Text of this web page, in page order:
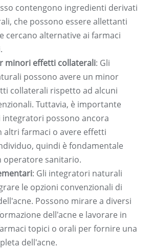
contengono ingredienti derivati
che possono essere allettanti
cercano alternative ai farmaci
minori effetti collaterali: Gli
possono avere un minor
collaterali rispetto ad alcuni
Tuttavia, è importante
integratori possono ancora
altri farmaci o avere effetti
quindi è fondamentale
operatore sanitario.
: Gli integratori naturali
le opzioni convenzionali di
Possono mirare a diversi
dell'acne e lavorare in
topici o orali per fornire una
dell'acne.